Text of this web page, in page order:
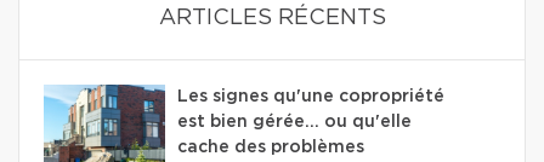
ARTICLES RÉCENTS
Les signes qu'une copropriété
est bien gérée… ou qu'elle
cache des problèmes